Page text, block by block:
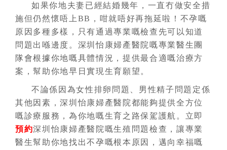
如果你地夫妻已經結婚幾年，一直冇做安全措
施但仍然懷唔上BB，咁就唔好再拖延啦！ 不孕嘅
原因多種多樣，只有通過專業嘅檢查先可以知道
問題出喺邊度。深圳怡康婦產醫院嘅專業醫生團
隊會根據你地嘅具體情況，提供最合適嘅治療方
案，幫助你地早日實現生育願望。
不論係因為女性排卵問題、男性精子問題定係
其他因素，深圳怡康婦產醫院都能夠提供全方位
嘅診療服務，為你地嘅生育之路保駕護航。立即
預約深圳怡康婦產醫院嘅生殖問題檢查，讓專業
醫生幫助你地找出不孕嘅根本原因，邁向幸福嘅